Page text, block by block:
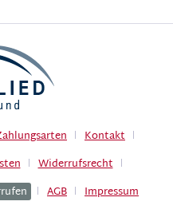
Kontakt
Widerrufsrecht
AGB Impressum